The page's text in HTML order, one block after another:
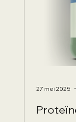
27 mei 2025